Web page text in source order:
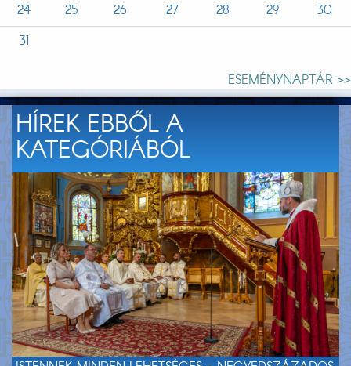
24
25 26 27 28 29
30
31
ESEMÉNYNAPTÁR >>
HÍREK EBBŐL A
KATEGÓRIÁBÓL